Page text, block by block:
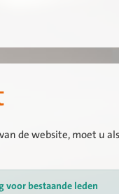
de website, moet u
voor bestaande leden